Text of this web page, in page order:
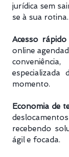
jurídica sem
se à sua rotina.
Acesso
online
especializada
momento.
Economia de
recebendo
ágil e focada.